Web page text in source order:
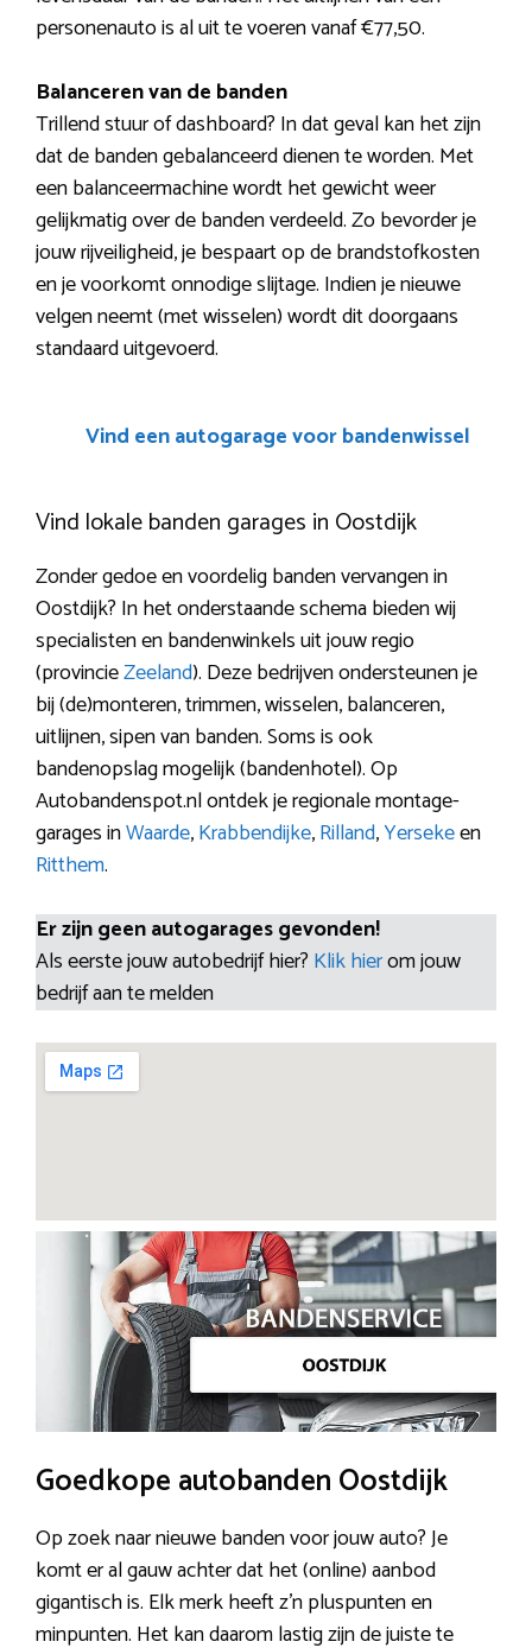
personenauto is al uit te voeren vanaf €77,50.
Balanceren van de banden
Trillend stuur of dashboard? In dat geval kan het zijn
dat de banden gebalanceerd dienen te worden. Met
een balanceermachine wordt het gewicht weer
gelijkmatig over de banden verdeeld. Zo bevorder je
jouw rijveiligheid, je bespaart op de brandstofkosten
en je voorkomt onnodige slijtage. Indien je nieuwe
velgen neemt (met wisselen) wordt dit doorgaans
standaard uitgevoerd.
Vind een autogarage voor bandenwissel
Vind lokale banden garages in Oostdijk
Zonder gedoe en voordelig banden vervangen in
Oostdijk? In het onderstaande schema bieden wij
specialisten en bandenwinkels uit jouw regio
(provincieZeeland). Deze bedrijven ondersteunen je
bij (de)monteren, trimmen, wisselen, balanceren,
uitlijnen, sipen van banden. Soms is ook
bandenopslag mogelijk (bandenhotel). Op
Autobandenspot.nl ontdek je regionale montage-
garages inWaarde,Krabbendijke,Rilland,Yersekeen
Ritthem.
Er zijn geen autogarages gevonden!
Als eerste jouw autobedrijf hier? Klik hierom jouw
bedrijf aan te melden
Goedkope autobanden Oostdijk
Op zoek naar nieuwe banden voor jouw auto? Je
komt er al gauw achter dat het (online) aanbod
gigantisch is. Elk merk heeft z’n pluspunten en
minpunten. Het kan daarom lastig zijn de juiste te